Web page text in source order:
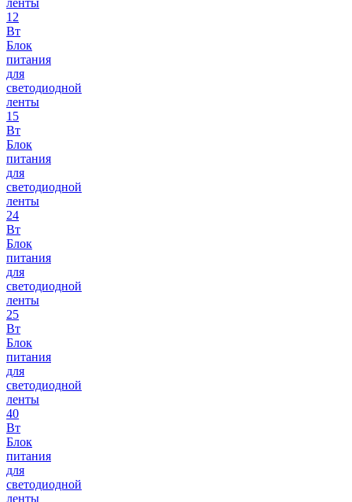
ленты
12
Вт
Блок
питания
для
светодиодной
ленты
15
Вт
Блок
питания
для
светодиодной
ленты
24
Вт
Блок
питания
для
светодиодной
ленты
25
Вт
Блок
питания
для
светодиодной
ленты
40
Вт
Блок
питания
для
светодиодной
ленты